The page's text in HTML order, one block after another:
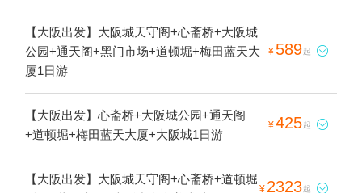
【大阪出发】大阪城天守阁+心斋桥+大阪城
公园+通天阁+黑门市场+道顿堀+梅田蓝天大
厦1日游
¥ 589起 
【大阪出发】心斋桥+大阪城公园+通天阁
+道顿堀+梅田蓝天大厦+大阪城1日游
¥425起 
【大阪出发】大阪城天守阁+心斋桥+道顿堀
¥ 2323起 